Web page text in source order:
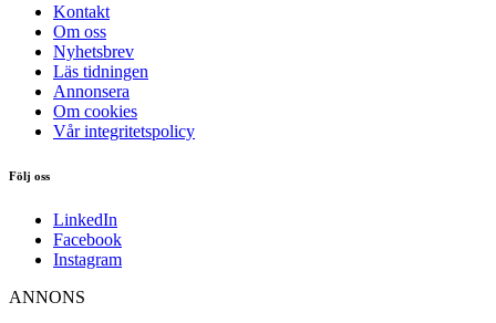
Kontakt
Om oss
Nyhetsbrev
Läs tidningen
Annonsera
Om cookies
Vår integritetspolicy
Följ oss
LinkedIn
Facebook
Instagram
ANNONS